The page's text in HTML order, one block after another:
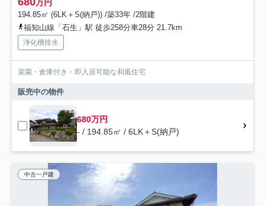
万円
194.85㎡ (6LK＋S(納戸)) /築33年 /2階建
福知山線「石生」駅 徒歩258分車28分 21.7km
浄化槽排水
菜園・倉庫付き・即入居可能な和風住宅
販売中の物件
680万円
- / 194.85㎡ / 6LK＋S(納戸)
中古一戸建